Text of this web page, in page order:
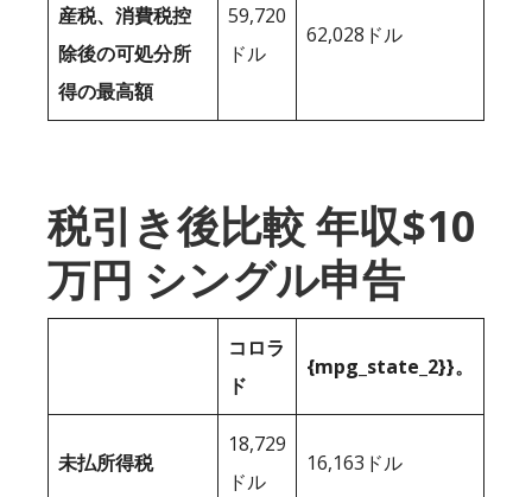
産税、消費税控
除後の可処分所
得の最高額
59,720
ドル
62,028ドル
税引き後比較 年収$10
万円 シングル申告
コロラ
ド
{mpg_state_2}}。
未払所得税
18,729
ドル
16,163ドル